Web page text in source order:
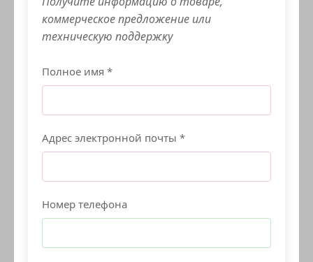
коммерческое предложение или
техническую поддержку
Полное имя *
Адрес электронной почты *
Номер телефона